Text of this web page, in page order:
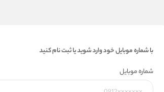
با شماره موبایل خود وارد شوید یا ثبت نام کنید
شماره موبایل